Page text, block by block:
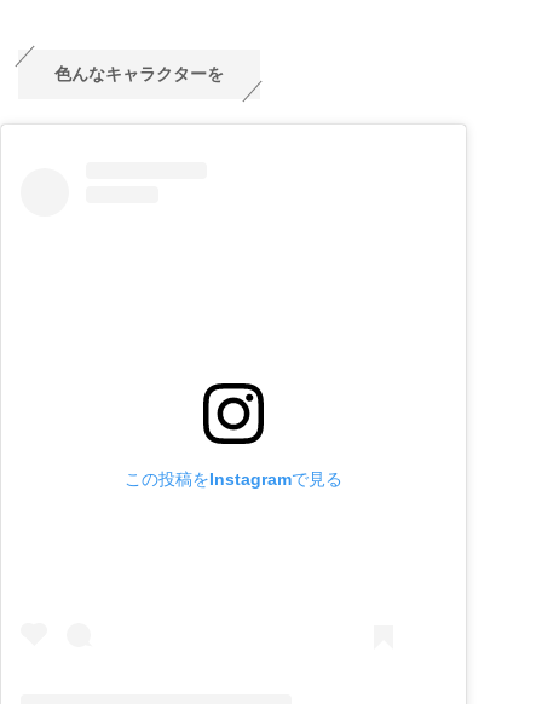
色んなキャラクターを
この投稿をInstagramで見る